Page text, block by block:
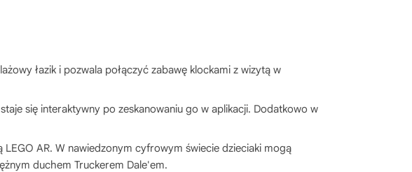
łazik i pozwala połączyć zabawę klockami z wizytą w
się interaktywny po zeskanowaniu go w aplikacji. Dodatkowo w
AR. W nawiedzonym cyfrowym świecie dzieciaki mogą
duchem Truckerem Dale'em.